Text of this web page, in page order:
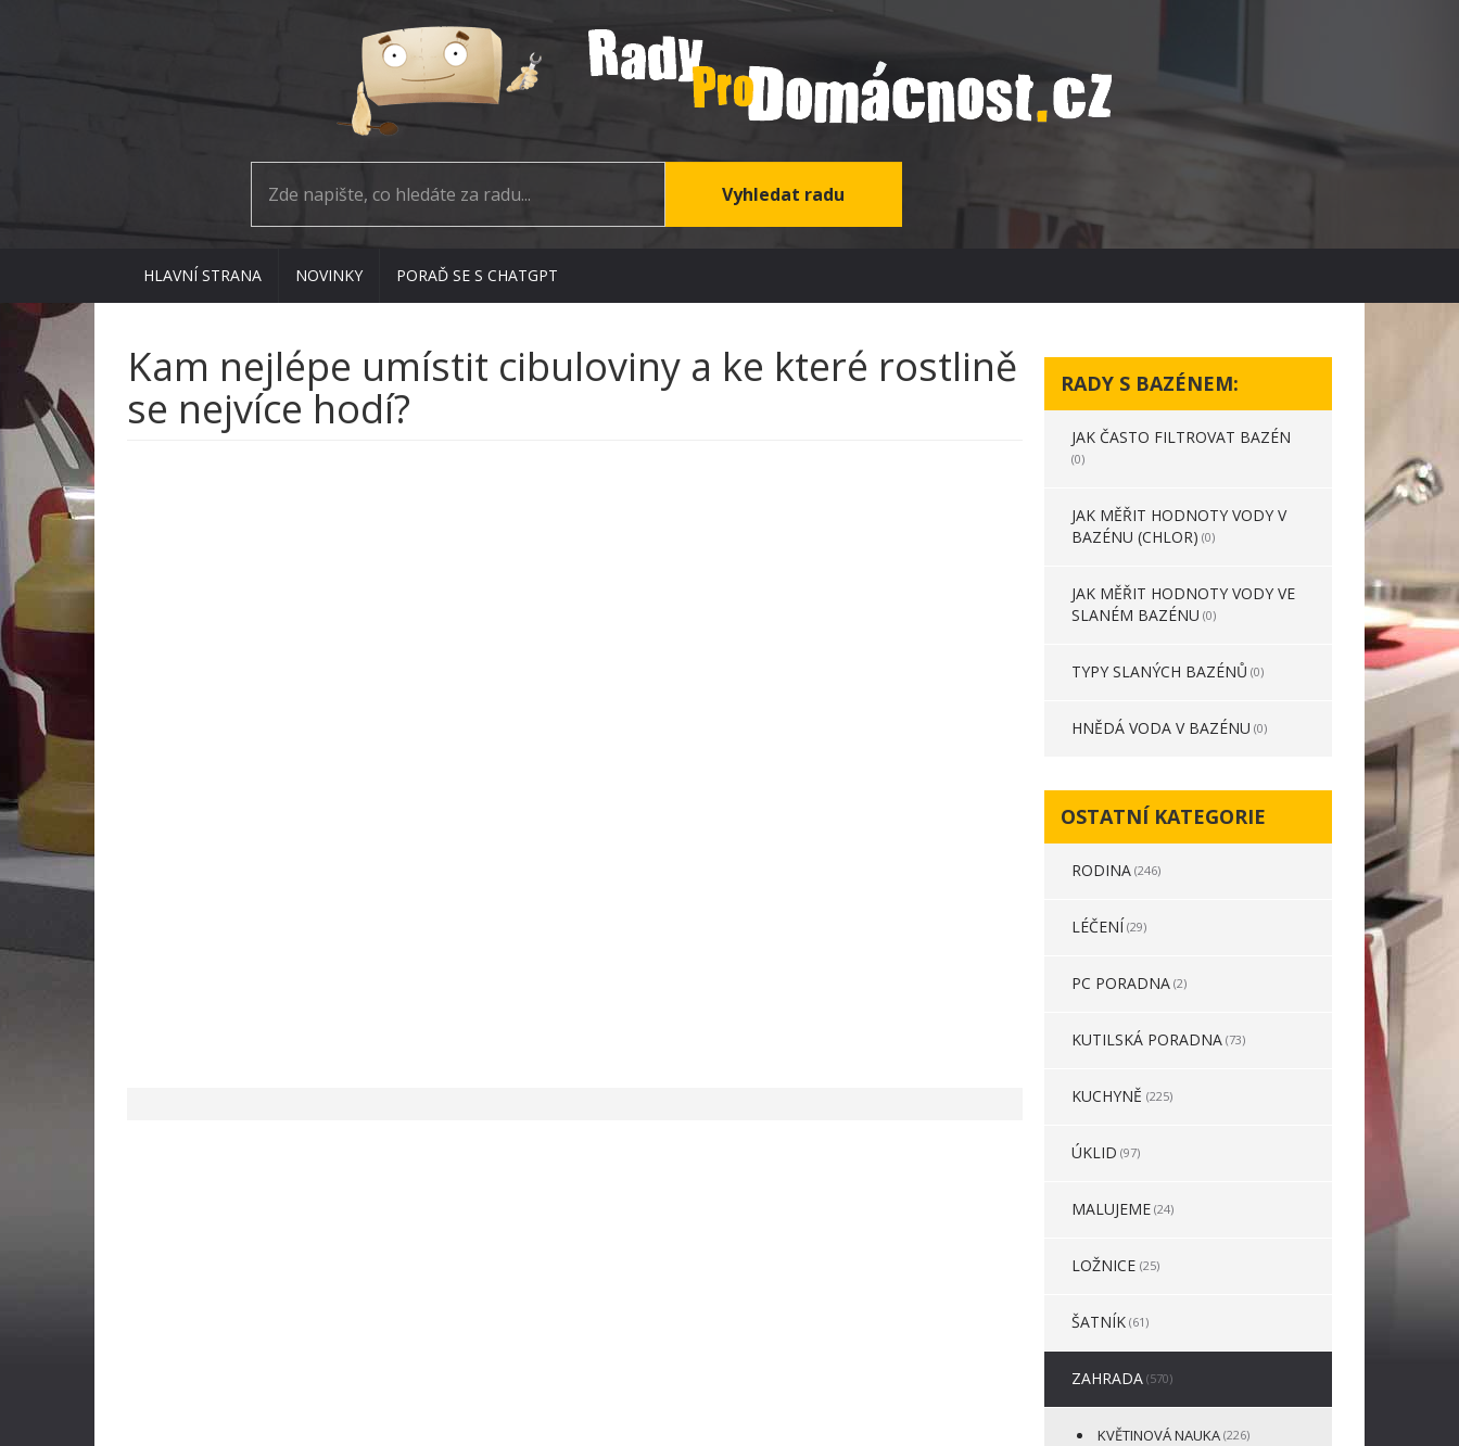
HLAVNÍ STRANA NOVINKY PORAĎ SE S CHATGPT
Kam nejlépe umístit cibuloviny a ke které rostlině
se nejvíce hodí? RADY S BAZÉNEM:
JAK ČASTO FILTROVAT BAZÉN
(0)
JAK MĚŘIT HODNOTY VODY V
BAZÉNU (CHLOR) (0)
JAK MĚŘIT HODNOTY VODY VE
SLANÉM BAZÉNU (0)
TYPY SLANÝCH BAZÉNŮ (0)
HNĚDÁ VODA V BAZÉNU (0)
OSTATNÍ KATEGORIE
RODINA (246)
LÉČENÍ (29)
PC PORADNA (2)
KUTILSKÁ PORADNA (73)
KUCHYNĚ (225)
ÚKLID (97)
MALUJEME (24)
LOŽNICE (25)
ŠATNÍK (61)
ZAHRADA (570)
KVĚTINOVÁ NAUKA (226)